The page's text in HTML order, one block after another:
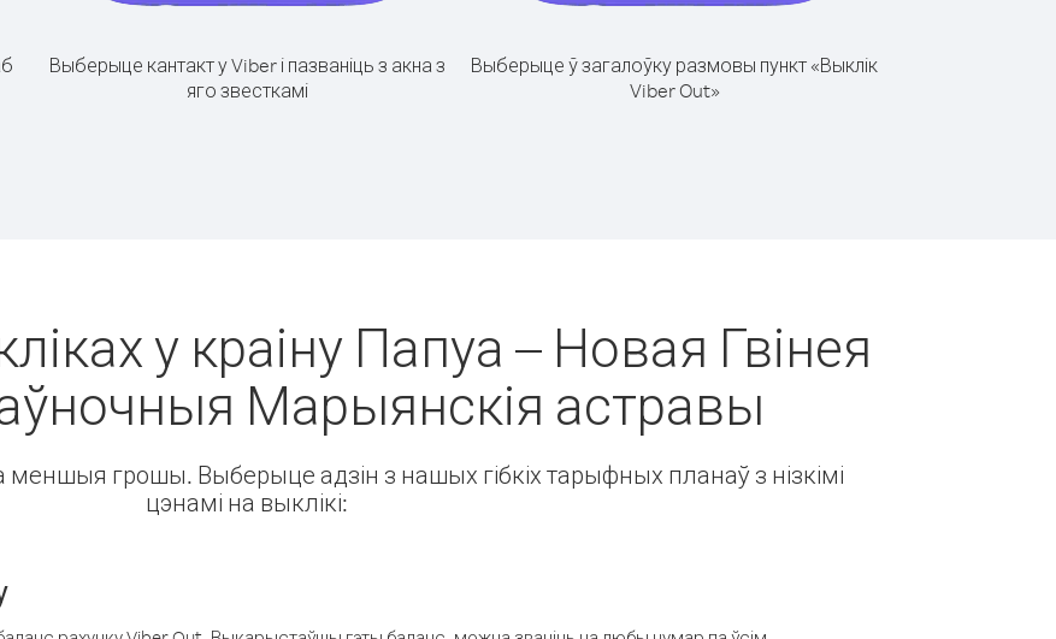
Выберыце кантакт у Viber і пазваніць з акна з
яго звесткамі
Выберыце ў загалоўку размовы пункт «Выклік
Viber Out»
у краіну Папуа – Новая Гвінея
Марыянскія астравы
меншыя грошы. Выберыце адзін з нашых гібкіх тарыфных планаў з нізкімі
цэнамі на выклікі: